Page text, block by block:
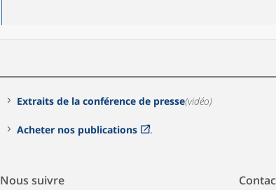
Extraits de la conférence de presse(vidéo)
Acheter nos publications .
Nous suivre